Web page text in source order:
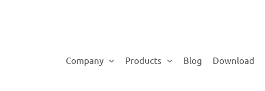
Company Products Blog Download